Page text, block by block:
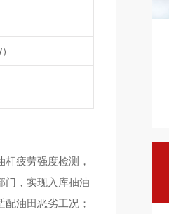
疲劳强度检测，
门，实现入库抽油
油田恶劣工况；